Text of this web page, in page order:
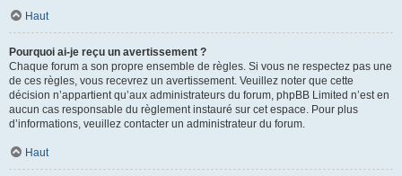
Haut
Pourquoi ai-je reçu un avertissement ?
Chaque forum a son propre ensemble de règles. Si vous ne respectez pas une
de ces règles, vous recevrez un avertissement. Veuillez noter que cette
décision n’appartient qu’aux administrateurs du forum, phpBB Limited n’est en
aucun cas responsable du règlement instauré sur cet espace. Pour plus
d’informations, veuillez contacter un administrateur du forum.
Haut